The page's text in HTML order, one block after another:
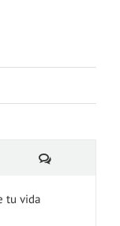
tu vida